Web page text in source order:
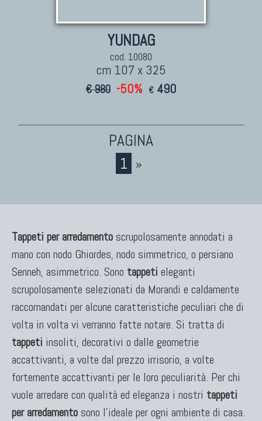
Tappeti Caucasici Antichi: Karabagh
Tappeti Caucasici Antichi : Shirvan
Tappeti Caucasici Vecchi E Nuovi
TAPPETI ANTICHI DA COLLEZIONE
Tappeti Anatolici Antichi
Tappeti Cinesi Antichi
Tappeti Turcomanni Antichi
Tappeti Agra Antichi E Antica Asia
YUNDAG
cod. 10080
cm 107 x 325
€ 980 -50% € 490
1 »
Tappeti per arredamento scrupolosamente annodati a
mano con nodo Ghiordes, nodo simmetrico, o persiano
Senneh, asimmetrico. Sono tappeti eleganti
scrupolosamente selezionati da Morandi e caldamente
raccomandati per alcune caratteristiche peculiari che di
volta in volta vi verranno fatte notare. Si tratta di
tappeti insoliti, decorativi o dalle geometrie
accattivanti, a volte dal prezzo irrisorio, a volte
fortemente accattivanti per le loro peculiarità. Per chi
vuole arredare con qualità ed eleganza i nostri tappeti
per arredamento sono l'ideale per ogni ambiente di casa.